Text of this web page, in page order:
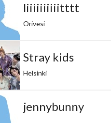
liiiiiiiiiitttt
Orivesi
Stray kids
Helsinki
jennybunny